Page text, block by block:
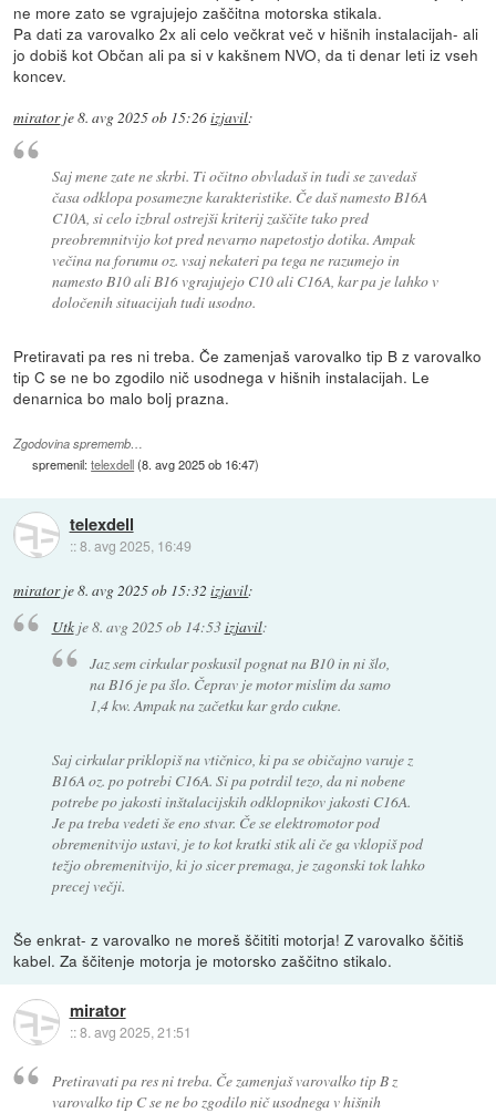
ne more zato se vgrajujejo zaščitna motorska stikala.
Pa dati za varovalko 2x ali celo večkrat več v hišnih instalacijah- ali
jo dobiš kot Občan ali pa si v kakšnem NVO, da ti denar leti iz vseh
koncev.
miratorje8. avg 2025 ob 15:26izjavil:
Saj mene zate ne skrbi. Ti očitno obvladaš in tudi se zavedaš
časa odklopa posamezne karakteristike. Če daš namesto B16A
C10A, si celo izbral ostrejši kriterij zaščite tako pred
preobremnitvijo kot pred nevarno napetostjo dotika. Ampak
večina na forumu oz. vsaj nekateri pa tega ne razumejo in
namesto B10 ali B16 vgrajujejo C10 ali C16A, kar pa je lahko v
določenih situacijah tudi usodno.
Pretiravati pa res ni treba. Če zamenjaš varovalko tip B z varovalko
tip C se ne bo zgodilo nič usodnega v hišnih instalacijah. Le
denarnica bo malo bolj prazna.
Zgodovina sprememb…
spremenil:telexdell(8. avg 2025 ob 16:47)
telexdell
::8. avg 2025, 16:49
miratorje8. avg 2025 ob 15:32 izjavil:
Utkje8. avg 2025 ob 14:53izjavil:
Jaz sem cirkular poskusil pognat na B10 in ni šlo,
na B16 je pa šlo. Čeprav je motor mislim da samo
1,4 kw. Ampak na začetku kar grdo cukne.
Saj cirkular priklopiš na vtičnico, ki pa se običajno varuje z
B16A oz. po potrebi C16A. Si pa potrdil tezo, da ni nobene
potrebe po jakosti inštalacijskih odklopnikov jakosti C16A.
Je pa treba vedeti še eno stvar. Če se elektromotor pod
obremenitvijo ustavi, je to kot kratki stik ali če ga vklopiš pod
težjo obremenitvijo, ki jo sicer premaga, je zagonski tok lahko
precej večji.
Še enkrat- z varovalko ne moreš ščititi motorja! Z varovalko ščitiš
kabel. Za ščitenje motorja je motorsko zaščitno stikalo.
mirator
::8. avg 2025, 21:51
Pretiravati pa res ni treba. Če zamenjaš varovalko tip B z
varovalko tip C se ne bo zgodilo nič usodnega v hišnih